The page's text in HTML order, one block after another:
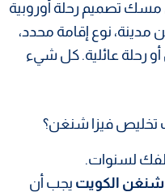
تصميم رحلة أوروبية
مدينة، نوع إقامة محدد،
رحلة عائلية. كل شيء
تخليص فيزا شنغن؟
لسنوات.
شنغن الكويت يجب أن